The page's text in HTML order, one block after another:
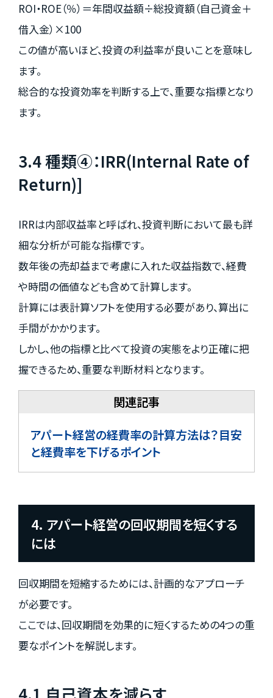
ROI・ROE（％）＝年間収益額÷総投資額（自己資金＋
借入金）×100
この値が高いほど、投資の利益率が良いことを意味し
ます。
総合的な投資効率を判断する上で、重要な指標となり
ます。
3.4 種類④：IRR(Internal Rate of
Return)]
IRRは内部収益率と呼ばれ、投資判断において最も詳
細な分析が可能な指標です。
数年後の売却益まで考慮に入れた収益指数で、経費
や時間の価値なども含めて計算します。
計算には表計算ソフトを使用する必要があり、算出に
手間がかかります。
しかし、他の指標と比べて投資の実態をより正確に把
握できるため、重要な判断材料となります。
アパート経営の経費率の計算方法は？目安
と経費率を下げるポイント
4. アパート経営の回収期間を短くする
には
回収期間を短縮するためには、計画的なアプローチ
が必要です。
ここでは、回収期間を効果的に短くするための4つの重
要なポイントを解説します。
4.1 自己資本を減らす